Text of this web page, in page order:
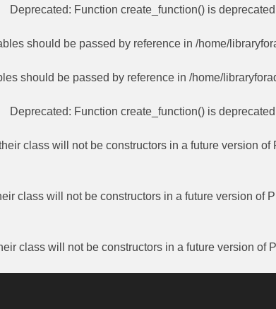
Deprecated: Function create_function() is
should be passed by reference in /home/
should be passed by reference in /home/
Deprecated: Function create_function() is
class will not be constructors in a future version
class will not be constructors in a future version of
class will not be constructors in a future version of